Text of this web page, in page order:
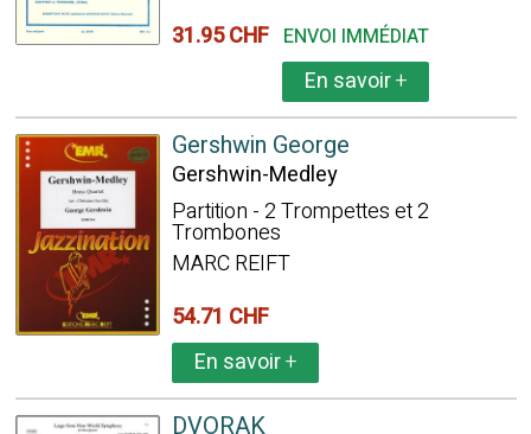
31.95 CHF ENVOI IMMÉDIAT
En savoir+
Gershwin George
Gershwin-Medley
Partition - 2 Trompettes et 2
Trombones
MARC REIFT
54.71 CHF
En savoir+
DVORAK